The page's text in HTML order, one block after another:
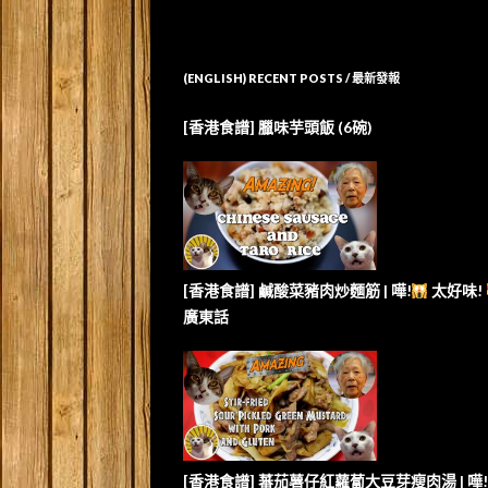
(ENGLISH) RECENT POSTS / 最新發報
[香港食譜] 臘味芋頭飯 (6碗)
[香港食譜] 鹹酸菜豬肉炒麵筋 | 嘩!
太好味!
廣東話
[香港食譜] 蕃茄薯仔紅蘿蔔大豆芽瘦肉湯 | 嘩!